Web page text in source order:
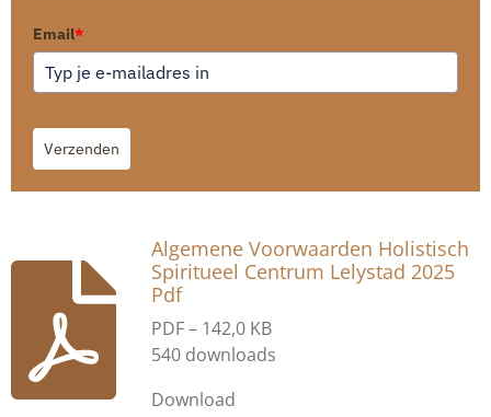
Email*
Verzenden
Algemene Voorwaarden Holistisch
Spiritueel Centrum Lelystad 2025
Pdf
PDF – 142,0 KB
540 downloads
Download